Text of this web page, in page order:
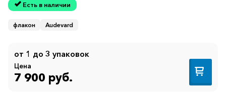
Есть в наличии
флакон Audevard
от 1 до 3 упаковок
Цена
7 900 руб.